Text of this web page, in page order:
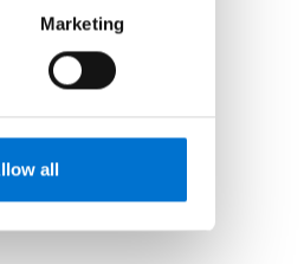
Marketing
all